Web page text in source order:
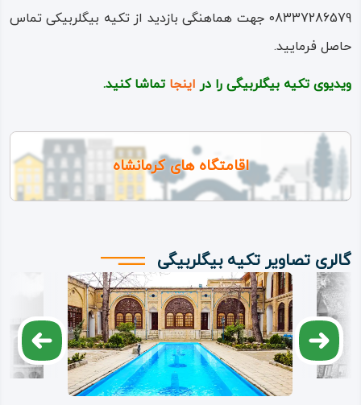
دو طرف ورودی اصلی را با طاق‌نماهای زیبایی در دو طبقه تزیین
کرده‌اند، طاق‌نماهای ردیف اول یا مرتبه پایین را با گچ‌بری‌های
ظریفی مقرنس‌ کاری کرده، اما طاق‌نماهای طبقه بالا یا ردیف دوم
ساخته‌اند.
با طی کردن ورودی و داخل شدن به بنای اصلی، خود را در میان
یک هشتی می‌بینید که دیوارهای آن، طاقچه‌ها و سقف را با
هشتی و خانه‌ها و دیگر اتاق‌های متعلق به تکیه را با یک درب
چوبی نفیس و قدیمی از هم جدا کرده‌، برای رفتن از هشتی به
بخش‌های دیگر بنا باید از میانه این درب چوبی گذشت.
تکیه بیگلر بیگی از دیگر سمت، هشتی به دالانی وصل شده، که
با گذشتن از آن به حیاط اصلی و صحن بیرونی تکیه می‌رسید؛
08337286579 جهت هماهنگی بازدید از تکیه بیگلربیکی تماس
حاصل فرمایید.
ویدیوی تکیه بیگلربیگی را در اینجاتماشا کنید.
اقامتگاه های کرمانشاه
گالری تصاویر تکیه بیگلربیگی